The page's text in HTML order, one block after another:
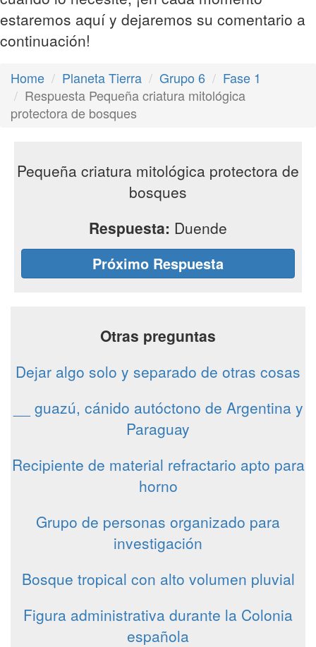
estaremos aquí y dejaremos su comentario a
continuación!
Home Planeta Tierra Grupo 6
Fase 1
Respuesta Pequeña criatura mitológica
protectora de bosques
Pequeña criatura mitológica protectora de
bosques
Respuesta: Duende
Próximo Respuesta
Otras preguntas
Dejar algo solo y separado de otras cosas
__ guazú, cánido autóctono de Argentina y
Paraguay
Recipiente de material refractario apto para
horno
Grupo de personas organizado para
investigación
Bosque tropical con alto volumen pluvial
Figura administrativa durante la Colonia
española